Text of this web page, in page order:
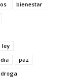
bienestar
ley
paz